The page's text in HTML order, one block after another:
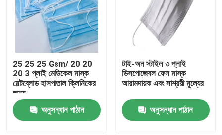
25 25 25 Gsm/ 20 20
20 3 প্লাই মেডিকেল মাস্ক
মেল্টব্লোড হাসপাতাল ক্লিনিকের
জন্য
অনুসন্ধান পাঠান
টাই-অন স্টাইল ৩ প্লাই
ডিসপোজেবল ফেস মাস্ক
আরামদায়ক এবং সাশ্রয়ী মূল্যের
অনুসন্ধান পাঠান